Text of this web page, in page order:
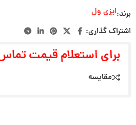
برند:ایزی ول
اشتراک گذاری:
برای استعلام قیمت
مقایسه